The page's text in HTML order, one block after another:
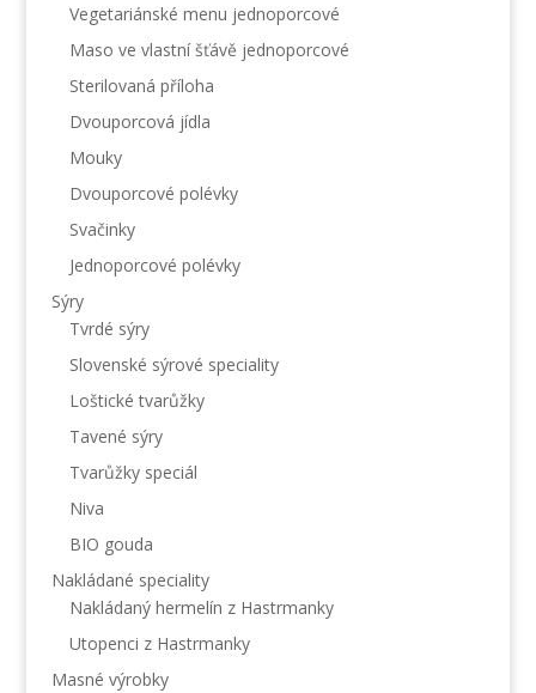
Vegetariánské menu jednoporcové
Maso ve vlastní šťávě jednoporcové
Sterilovaná příloha
Dvouporcová jídla
Mouky
Dvouporcové polévky
Svačinky
Jednoporcové polévky
Sýry
Tvrdé sýry
Slovenské sýrové speciality
Loštické tvarůžky
Tavené sýry
Tvarůžky speciál
Niva
BIO gouda
Nakládané speciality
Nakládaný hermelín z Hastrmanky
Utopenci z Hastrmanky
Masné výrobky